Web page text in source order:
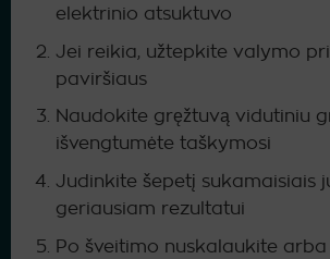
elektrinio atsuktuvo
Jei reikia, užtepkite valymo
paviršiaus
Naudokite gręžtuvą vidutiniu
išvengtumėte taškymosi
Judinkite šepetį sukamaisiais
geriausiam rezultatui
Po šveitimo nuskalaukite